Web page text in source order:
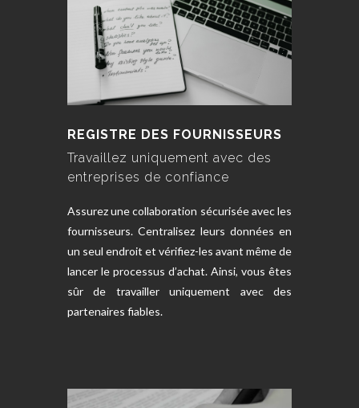
REGISTRE DES FOURNISSEURS
Travaillez uniquement avec des
entreprises de confiance
Assurez une collaboration sécurisée avec les
fournisseurs. Centralisez leurs données en
un seul endroit et vérifiez-les avant même de
lancer le processus d’achat. Ainsi, vous êtes
sûr de travailler uniquement avec des
partenaires fiables.